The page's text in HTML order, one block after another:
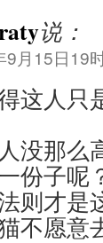
说：
9月15日19
这人只
没那么
份子呢
则才是
不愿意